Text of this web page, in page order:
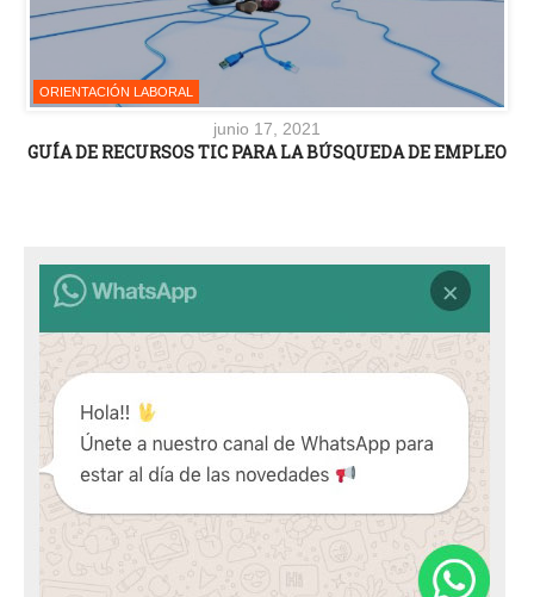
ORIENTACIÓN LABORAL
junio 17, 2021
GUÍA DE RECURSOS TIC PARA LA BÚSQUEDA DE EMPLEO